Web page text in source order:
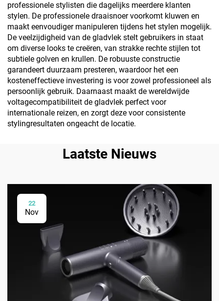
professionele stylisten die dagelijks meerdere klanten
stylen. De professionele draaisnoer voorkomt kluwen en
maakt eenvoudiger manipuleren tijdens het stylen mogelijk.
De veelzijdigheid van de gladvlek stelt gebruikers in staat
om diverse looks te creëren, van strakke rechte stijlen tot
subtiele golven en krullen. De robuuste constructie
garandeert duurzaam presteren, waardoor het een
kosteneffectieve investering is voor zowel professioneel als
persoonlijk gebruik. Daarnaast maakt de wereldwijde
voltagecompatibiliteit de gladvlek perfect voor
internationale reizen, en zorgt deze voor consistente
stylingresultaten ongeacht de locatie.
Laatste Nieuws
22
Nov